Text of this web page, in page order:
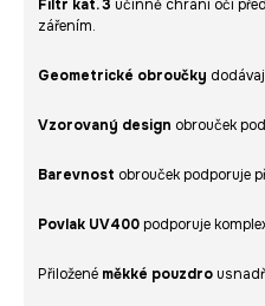
Filtr kat. 3 účinně chrání oči
zářením.
Geometrické obroučky
Vzorovaný design obrouček
Barevnost obrouček podporuje
Povlak UV400 podporuje
Přiložené měkké pouzdro